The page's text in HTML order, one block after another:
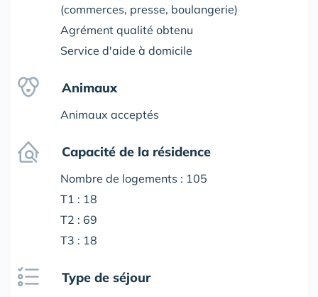
(commerces, presse, boulangerie)
Agrément qualité obtenu
Service d'aide à domicile
Animaux
Animaux acceptés
Capacité de la résidence
Nombre de logements : 105
T1 : 18
T2 : 69
T3 : 18
Type de séjour